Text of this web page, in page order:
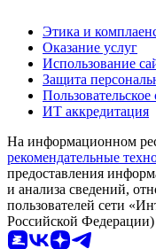
Этика и
Оказание услуг
Использование
Защита
ИТ аккредитация
На информационном
рекомендательные
предоставления
и анализа сведений,
пользователей сети
Российской Федерации)